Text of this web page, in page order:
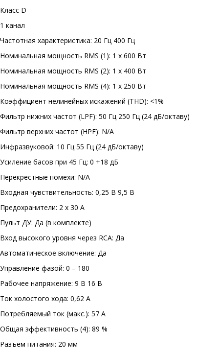
Класс D
1 канал
Частотная характеристика: 20 Гц 400 Гц
Номинальная мощность RMS (1): 1 x 600 Вт
Номинальная мощность RMS (2): 1 x 400 Вт
Номинальная мощность RMS (4): 1 x 250 Вт
Коэффициент нелинейных искажений (THD): <1%
Фильтр нижних частот (LPF): 50 Гц 250 Гц (24 дБ/октаву)
Фильтр верхних частот (HPF): N/A
Инфразвуковой: 10 Гц 55 Гц (24 дБ/октаву)
Усиление басов при 45 Гц: 0 +18 дБ
Перекрестные помехи: N/A
Входная чувствительность: 0,25 В 9,5 В
Предохранители: 2 x 30 А
Пульт ДУ: Да (в комплекте)
Вход высокого уровня через RCA: Да
Автоматическое включение: Да
Управление фазой: 0 – 180
Рабочее напряжение: 9 В 16 В
Ток холостого хода: 0,62 А
Потребляемый ток (макс.): 57 А
Общая эффективность (4): 89 %
Разъем питания: 20 мм